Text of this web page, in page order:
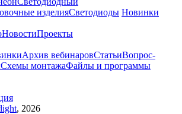
изделияСветодиоды Новинки
НовостиПроекты
Архив вебинаровСтатьиВопрос-
Схемы монтажаФайлы и программы
, 2026